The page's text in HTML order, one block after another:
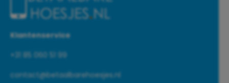
Klantenservice
+31 85 060 51 99
contact@betaalbarehoesjes.nl